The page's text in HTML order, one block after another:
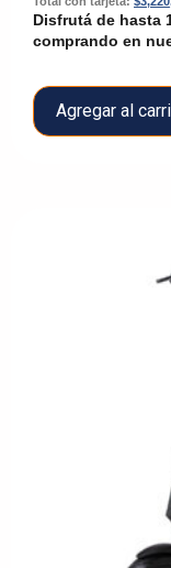
Disfrutá de hasta
comprando en
Agregar al